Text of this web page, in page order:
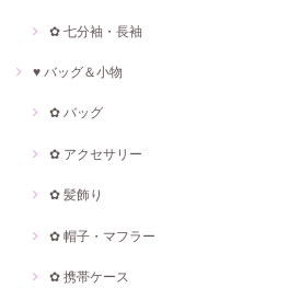
✿ 七分袖・長袖
♥ バッグ＆小物
✿ バッグ
✿ アクセサリー
✿ 髪飾り
✿ 帽子・マフラー
✿ 携帯ケース